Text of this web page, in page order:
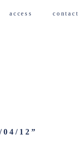
access contact
04/12 ”